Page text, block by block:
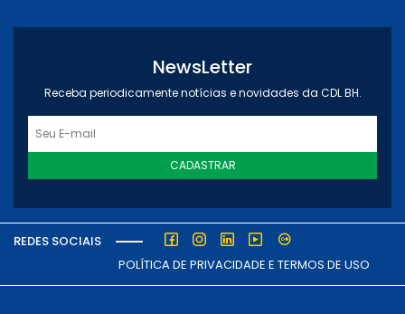
NewsLetter
Receba periodicamente notícias e novidades da CDL BH.
CADASTRAR
REDES SOCIAIS
POLÍTICA DE PRIVACIDADE E TERMOS DE USO